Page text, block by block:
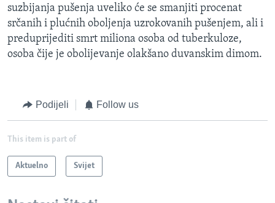
suzbijanja pušenja uveliko će se smanjiti procenat
srčanih i plućnih oboljenja uzrokovanih pušenjem, ali i
preduprijediti smrt miliona osoba od tuberkuloze,
osoba čije je obolijevanje olakšano duvanskim dimom.
Podijeli Follow us
This item is part of
Aktuelno Svijet